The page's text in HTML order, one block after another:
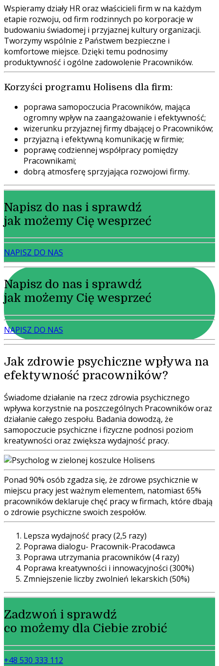
Wspieramy działy HR oraz właścicieli firm w na każdym
etapie rozwoju, od firm rodzinnych po korporacje w
budowaniu świadomej i przyjaznej kultury organizacji.
Tworzymy wspólnie z Państwem bezpieczne i
komfortowe miejsce. Dzięki temu podnosimy
produktywność i ogólne zadowolenie Pracowników.
Korzyści programu Holisens dla firm:
poprawa samopoczucia Pracowników, mająca
ogromny wpływ na zaangażowanie i efektywność;
wizerunku przyjaznej firmy dbającej o Pracowników;
przyjazną i efektywną komunikację w firmie;
poprawę codziennej współpracy pomiędzy
Pracownikami;
dobrą atmosferę sprzyjająca rozwojowi firmy.
Napisz do nas i sprawdź
jak możemy Cię wesprzeć
NAPISZ DO NAS
Napisz do nas i sprawdź
jak możemy Cię wesprzeć
NAPISZ DO NAS
Jak zdrowie psychiczne wpływa na
efektywność pracowników?
Świadome działanie na rzecz zdrowia psychicznego
wpływa korzystnie na poszczególnych Pracowników oraz
działanie całego zespołu. Badania dowodzą, że
samopoczucie psychiczne i fizyczne podnosi poziom
kreatywności oraz zwiększa wydajność pracy.
Ponad 90% osób zgadza się, że zdrowe psychicznie w
miejscu pracy jest ważnym elementem, natomiast 65%
pracowników deklaruje chęć pracy w firmach, które dbają
o zdrowie psychiczne swoich zespołów.
Lepsza wydajność pracy (2,5 razy)
Poprawa dialogu- Pracownik-Pracodawca
Poprawa utrzymania pracowników (4 razy)
Poprawa kreatywności i innowacyjności (300%)
Zmniejszenie liczby zwolnień lekarskich (50%)
Zadzwoń i sprawdź
co możemy dla Ciebie zrobić
+48 530 333 112